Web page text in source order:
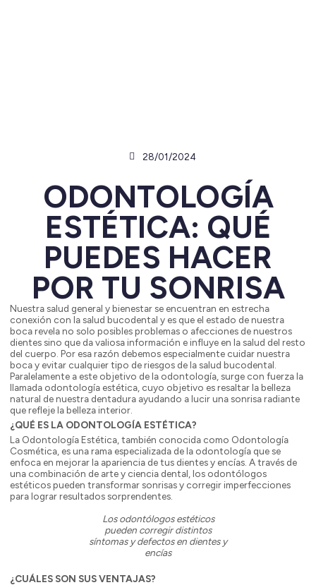
28/01/2024
ODONTOLOGÍA
ESTÉTICA: QUÉ
PUEDES HACER
POR TU SONRISA
Nuestra salud general y bienestar se encuentran en estrecha
conexión con la salud bucodental y es que el estado de nuestra
boca revela no solo posibles problemas o afecciones de nuestros
dientes sino que da valiosa información e influye en la salud del resto
del cuerpo. Por esa razón debemos especialmente cuidar nuestra
boca y evitar cualquier tipo de riesgos de la salud bucodental.
Paralelamente a este objetivo de la odontología, surge con fuerza la
llamada odontología estética, cuyo objetivo es resaltar la belleza
natural de nuestra dentadura ayudando a lucir una sonrisa radiante
que refleje la belleza interior.
¿QUÉ ES LA ODONTOLOGÍA ESTÉTICA?
La Odontología Estética, también conocida como Odontología
Cosmética, es una rama especializada de la odontología que se
enfoca en mejorar la apariencia de tus dientes y encías. A través de
una combinación de arte y ciencia dental, los odontólogos
estéticos pueden transformar sonrisas y corregir imperfecciones
para lograr resultados sorprendentes.
Los odontólogos estéticos
pueden corregir distintos
síntomas y defectos en dientes y
encías
¿CUÁLES SON SUS VENTAJAS?